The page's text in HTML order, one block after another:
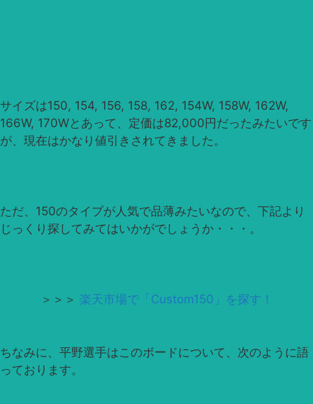
サイズは150, 154, 156, 158, 162, 154W, 158W, 162W,
166W, 170Wとあって、定価は82,000円だったみたいです
が、現在はかなり値引きされてきました。
ただ、150のタイプが人気で品薄みたいなので、下記より
じっくり探してみてはいかがでしょうか・・・。
＞＞＞ 楽天市場で「Custom150」を探す！
ちなみに、平野選手はこのボードについて、次のように語
っております。